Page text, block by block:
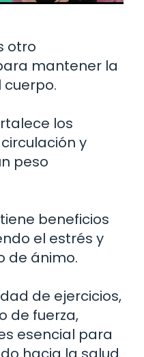
otro
mantener la
los
y
peso
beneficios
el estrés y
de ánimo.
de ejercicios,
de fuerza,
esencial para